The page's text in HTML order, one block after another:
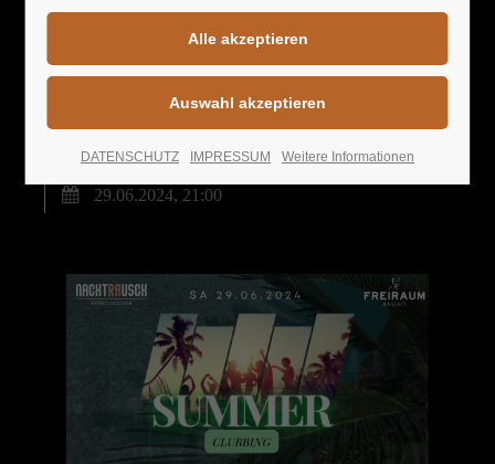
Anmelden
Lorem ipsum dolor sit amet:
24h/ 365days
We offer support for our customers
Mon - Fri 8:00am - 5:00pm(GMT +1)
SUMMER CLUBBING
29.06.2024, 21:00
DATENSCHUTZ IMPRESSUM Weitere Informationen